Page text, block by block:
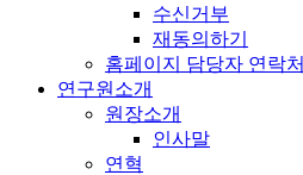
수신거부
재동의하기
홈페이지 담당자 연락처
연구원소개
원장소개
인사말
연혁